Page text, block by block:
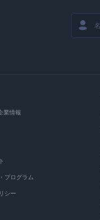
業情報
プログラム
シー